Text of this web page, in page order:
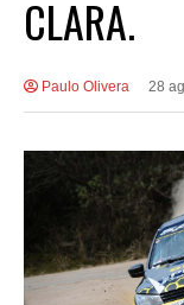
CLARA.
Paulo Olivera 28